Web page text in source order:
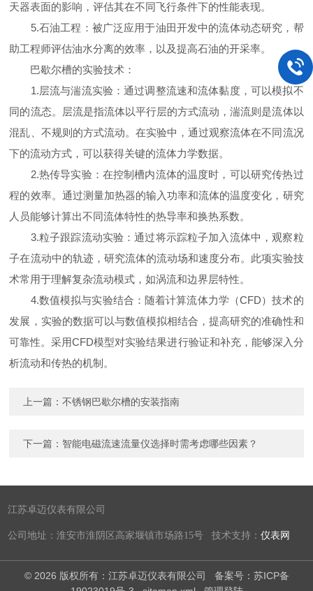
天器表面的影响，评估其在不同飞行条件下的性能表现。
5.石油工程：被广泛应用于油田开发中的流体动态研究，帮
助工程师评估油水分离的效率，以及提高石油的开采率。
巴歇尔槽的实验技术：
1.层流与湍流实验：通过调整流速和流体黏度，可以模拟不
同的流态。层流是指流体以平行层的方式流动，湍流则是流体以
混乱、不规则的方式流动。在实验中，通过观察流体在不同流况
下的流动方式，可以获得关键的流体力学数据。
2.热传导实验：在控制槽内流体的温度时，可以研究传热过
程的效率。通过测量加热器的输入功率和流体的温度变化，研究
人员能够计算出不同流体特性的热导率和换热系数。
3.粒子跟踪流动实验：通过将示踪粒子加入流体中，观察粒
子在流动中的轨迹，研究流体的流动场和速度分布。此项实验技
术常用于理解复杂流动模式，如涡流和边界层特性。
4.数值模拟与实验结合：随着计算流体力学（CFD）技术的
发展，实验的数据可以与数值模拟相结合，提高研究的准确性和
可靠性。采用CFD模型对实验结果进行验证和补充，能够深入分
析流动和传热的机制。
上一篇：不锈钢巴歇尔槽的安装指南
下一篇： 智能电磁流速流量仪选择时需考虑哪些因素？
江苏卓迈仪表有限公司
公司地址：淮安市淮阴区高家堰镇市场路15号 技术支持：仪表网
© 2026 版权所有：江苏卓迈仪表有限公司 备案号：苏ICP备